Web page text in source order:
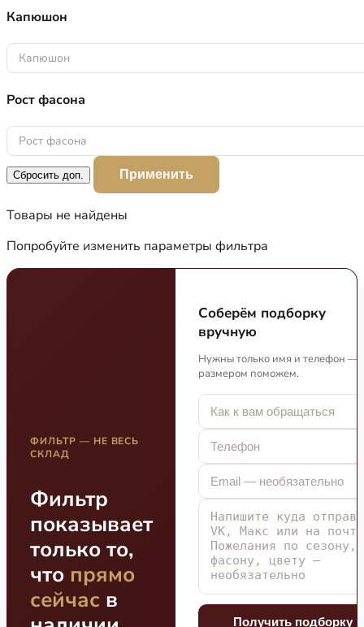
Капюшон
Капюшон
Рост фасона
Рост фасона
Сбросить доп. Применить
Товары не найдены
Попробуйте изменить параметры фильтра
ФИЛЬТР — НЕ ВЕСЬ
СКЛАД
Фильтр
показывает
только то,
что прямо
сейчас в
Соберём подборку
вручную
Нужны только имя и телефон —
размером поможем.
Получить подборку